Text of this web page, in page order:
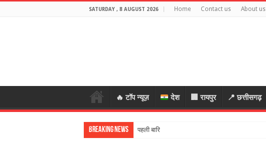
SATURDAY , 8 AUGUST 2026 Home Contact us About us
🔥 टॉप न्यूज़ देश 🏢 रायपुर 📍 छत्तीसगढ़
Breaking News पहली बारिश में टूटा 19 लाख की